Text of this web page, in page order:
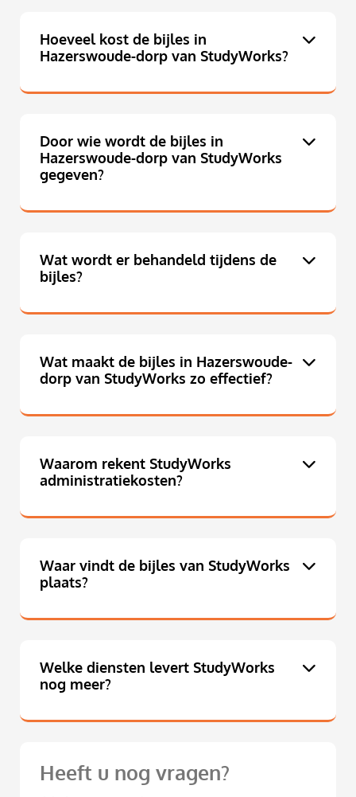
Hoeveel kost de bijles in
Hazerswoude-dorp van StudyWorks?
Door wie wordt de bijles in
Hazerswoude-dorp van StudyWorks
gegeven?
Wat wordt er behandeld tijdens de
bijles?
Wat maakt de bijles in Hazerswoude-
dorp van StudyWorks zo effectief?
Waarom rekent StudyWorks
administratiekosten?
Waar vindt de bijles van StudyWorks
plaats?
Welke diensten levert StudyWorks
nog meer?
Heeft u nog vragen?